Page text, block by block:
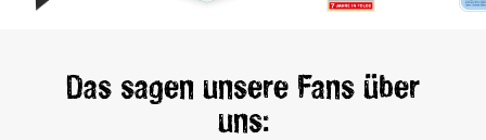
Das sagen unsere Fans über
uns: